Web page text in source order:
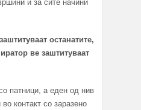
и за сите начини
останатите,
ве заштитуваат
патници, а еден од нив
контакт со заразено